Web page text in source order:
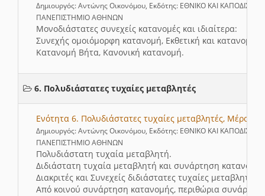
Δημιουργός: Αντώνης Οικονόμου, Εκδότης: ΕΘΝΙΚΟ ΚΑΙ
ΠΑΝΕΠΙΣΤΗΜΙΟ ΑΘΗΝΩΝ
Μονοδιάστατες συνεχείς κατανομές και ιδιαίτερα:
Συνεχής ομοιόμορφη κατανομή, Eκθετική και κατανομή
Κατανομή Βήτα, Κανονική κατανομή.
6. Πολυδιάστατες τυχαίες μεταβλητές
Ενότητα 6. Πολυδιάστατες τυχαίες μεταβλητές, Μέρος 1
Δημιουργός: Αντώνης Οικονόμου, Εκδότης: ΕΘΝΙΚΟ ΚΑΙ
ΠΑΝΕΠΙΣΤΗΜΙΟ ΑΘΗΝΩΝ
Πολυδιάστατη τυχαία μεταβλητή.
Διδιάστατη τυχαία μεταβλητή και συνάρτηση
Διακριτές και Συνεχείς διδιάστατες τυχαίες μεταβλητές.
Από κοινού συνάρτηση κατανομής, περιθώρια